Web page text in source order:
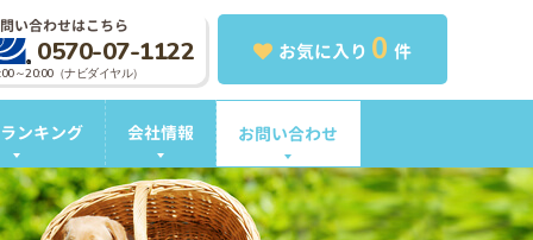
お気に入り 0 件
い合わせはこちら
0570-07-1122
～20:00（ナビダイヤル）
ンキング 会社情報 お問い合わせ